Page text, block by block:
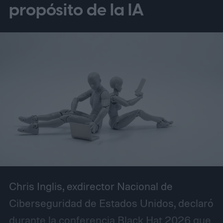
propósito de la IA
Chris Inglis, exdirector Nacional de
Ciberseguridad de Estados Unidos, declaró
durante la conferencia Black Hat 2026 que